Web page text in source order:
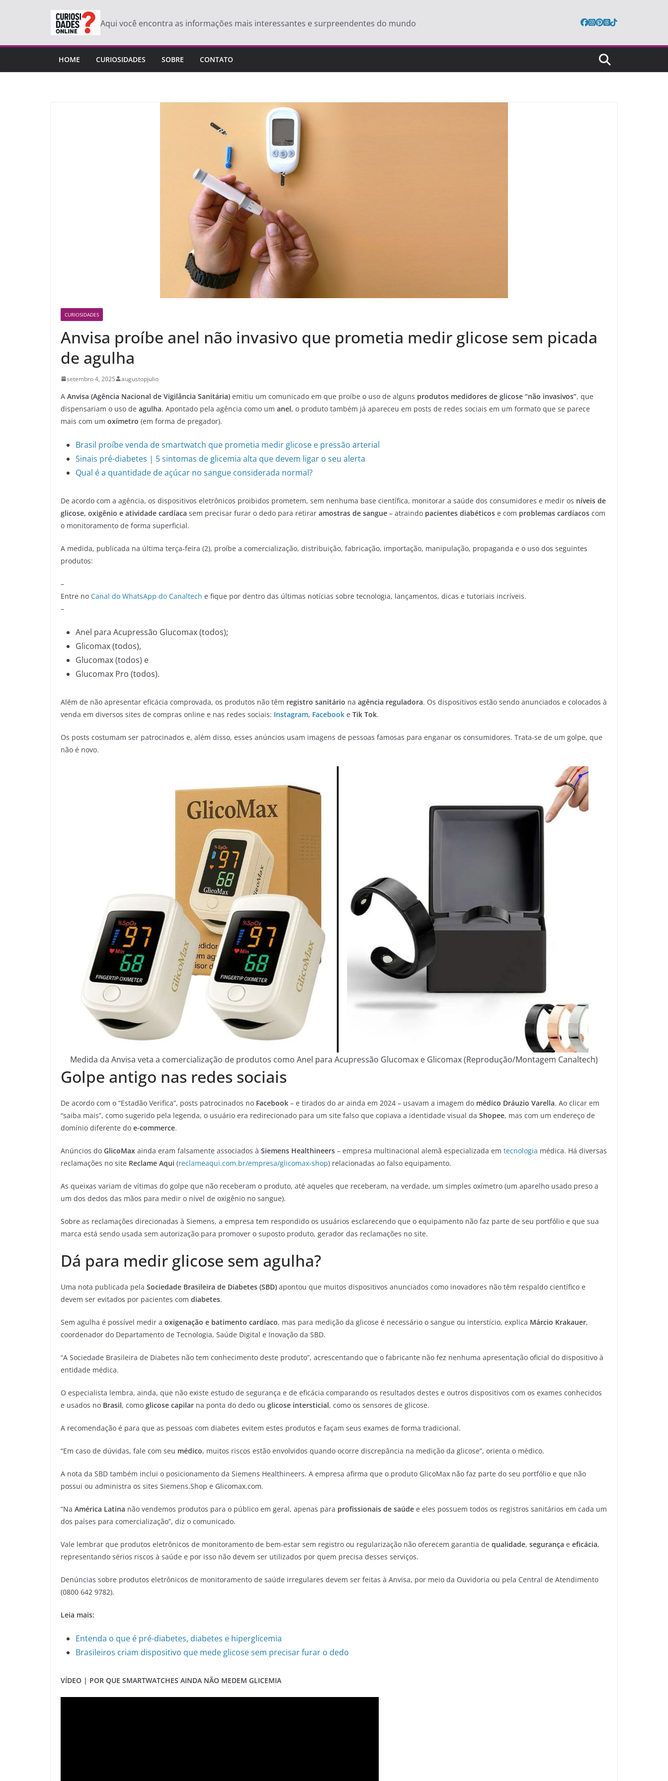
conteúdo
Aqui você encontra as informações mais interessantes e surpreendentes do mundo
HOME CURIOSIDADES SOBRE CONTATO
CURIOSIDADES
Anvisa proíbe anel não invasivo que prometia medir glicose sem picada
de agulha
setembro 4, 2025 augustopjulio
A Anvisa (Agência Nacional de Vigilância Sanitária) emitiu um comunicado em que proíbe o uso de alguns produtos medidores de glicose “não invasivos”, que
dispensariam o uso de agulha. Apontado pela agência como um anel, o produto também já apareceu em posts de redes sociais em um formato que se parece
mais com um oxímetro (em forma de pregador).
Brasil proíbe venda de smartwatch que prometia medir glicose e pressão arterial
Sinais pré-diabetes | 5 sintomas de glicemia alta que devem ligar o seu alerta
Qual é a quantidade de açúcar no sangue considerada normal?
De acordo com a agência, os dispositivos eletrônicos proibidos prometem, sem nenhuma base científica, monitorar a saúde dos consumidores e medir os níveis de
glicose, oxigênio e atividade cardíaca sem precisar furar o dedo para retirar amostras de sangue – atraindo pacientes diabéticos e com problemas cardíacos com
o monitoramento de forma superficial.
A medida, publicada na última terça-feira (2), proíbe a comercialização, distribuição, fabricação, importação, manipulação, propaganda e o uso dos seguintes
produtos:
–
Entre no Canal do WhatsApp do Canaltech e fique por dentro das últimas notícias sobre tecnologia, lançamentos, dicas e tutoriais incríveis.
–
Anel para Acupressão Glucomax (todos);
Glicomax (todos),
Glucomax (todos) e
Glucomax Pro (todos).
Além de não apresentar eficácia comprovada, os produtos não têm registro sanitário na agência reguladora. Os dispositivos estão sendo anunciados e colocados à
venda em diversos sites de compras online e nas redes sociais: Instagram, Facebook e Tik Tok.
Os posts costumam ser patrocinados e, além disso, esses anúncios usam imagens de pessoas famosas para enganar os consumidores. Trata-se de um golpe, que
não é novo.
Medida da Anvisa veta a comercialização de produtos como Anel para Acupressão Glucomax e Glicomax (Reprodução/Montagem Canaltech)
Golpe antigo nas redes sociais
De acordo com o “Estadão Verifica”, posts patrocinados no Facebook – e tirados do ar ainda em 2024 – usavam a imagem do médico Dráuzio Varella. Ao clicar em
“saiba mais”, como sugerido pela legenda, o usuário era redirecionado para um site falso que copiava a identidade visual da Shopee, mas com um endereço de
domínio diferente do e-commerce.
Anúncios do GlicoMax ainda eram falsamente associados à Siemens Healthineers – empresa multinacional alemã especializada em tecnologia médica. Há diversas
reclamações no site Reclame Aqui (reclameaqui.com.br/empresa/glicomax-shop) relacionadas ao falso equipamento.
As queixas variam de vítimas do golpe que não receberam o produto, até aqueles que receberam, na verdade, um simples oxímetro (um aparelho usado preso a
um dos dedos das mãos para medir o nível de oxigênio no sangue).
Sobre as reclamações direcionadas à Siemens, a empresa tem respondido os usuários esclarecendo que o equipamento não faz parte de seu portfólio e que sua
marca está sendo usada sem autorização para promover o suposto produto, gerador das reclamações no site.
Dá para medir glicose sem agulha?
Uma nota publicada pela Sociedade Brasileira de Diabetes (SBD) apontou que muitos dispositivos anunciados como inovadores não têm respaldo científico e
devem ser evitados por pacientes com diabetes.
Sem agulha é possível medir a oxigenação e batimento cardíaco, mas para medição da glicose é necessário o sangue ou interstício, explica Márcio Krakauer,
coordenador do Departamento de Tecnologia, Saúde Digital e Inovação da SBD.
“A Sociedade Brasileira de Diabetes não tem conhecimento deste produto”, acrescentando que o fabricante não fez nenhuma apresentação oficial do dispositivo à
entidade médica.
O especialista lembra, ainda, que não existe estudo de segurança e de eficácia comparando os resultados destes e outros dispositivos com os exames conhecidos
e usados no Brasil, como glicose capilar na ponta do dedo ou glicose intersticial, como os sensores de glicose.
A recomendação é para que as pessoas com diabetes evitem estes produtos e façam seus exames de forma tradicional.
“Em caso de dúvidas, fale com seu médico, muitos riscos estão envolvidos quando ocorre discrepância na medição da glicose”, orienta o médico.
A nota da SBD também inclui o posicionamento da Siemens Healthineers. A empresa afirma que o produto GlicoMax não faz parte do seu portfólio e que não
possui ou administra os sites Siemens.Shop e Glicomax.com.
“Na América Latina não vendemos produtos para o público em geral, apenas para profissionais de saúde e eles possuem todos os registros sanitários em cada um
dos países para comercialização”, diz o comunicado.
Vale lembrar que produtos eletrônicos de monitoramento de bem-estar sem registro ou regularização não oferecem garantia de qualidade, segurança e eficácia,
representando sérios riscos à saúde e por isso não devem ser utilizados por quem precisa desses serviços.
Denúncias sobre produtos eletrônicos de monitoramento de saúde irregulares devem ser feitas à Anvisa, por meio da Ouvidoria ou pela Central de Atendimento
(0800 642 9782).
Leia mais:
Entenda o que é pré-diabetes, diabetes e hiperglicemia
Brasileiros criam dispositivo que mede glicose sem precisar furar o dedo
VÍDEO | POR QUE SMARTWATCHES AINDA NÃO MEDEM GLICEMIA